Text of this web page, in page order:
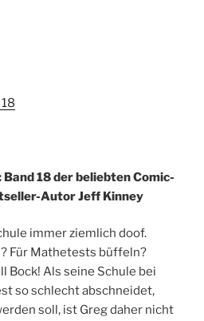
18 der beliebten Comic-
Autor Jeff Kinney
immer ziemlich doof.
Für Mathetests büffeln?
Bock! Als seine Schule bei
so schlecht abschneidet,
soll, ist Greg daher nicht